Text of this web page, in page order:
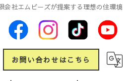
会社エムビーズが提案する理想の住環境
お問い合わせはこちら